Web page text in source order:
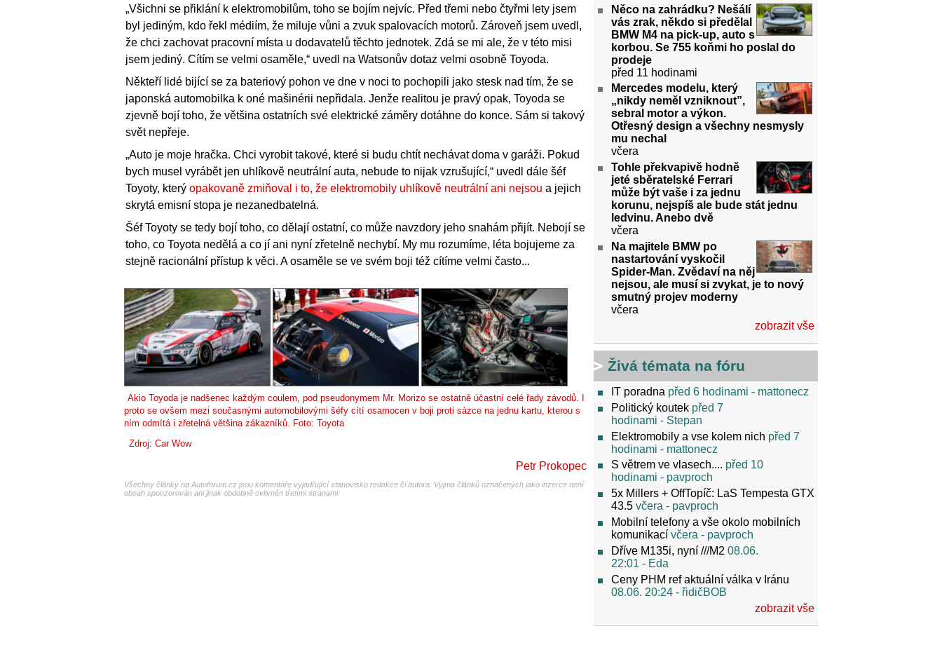
„Všichni se přiklání k elektromobilům, toho se bojím nejvíc. Před třemi nebo čtyřmi lety jsem
byl jediným, kdo řekl médiím, že miluje vůni a zvuk spalovacích motorů. Zároveň jsem uvedl,
že chci zachovat pracovní místa u dodavatelů těchto jednotek. Zdá se mi ale, že v této misi
jsem jediný. Cítím se velmi osaměle,“ uvedl na Watsonův dotaz velmi osobně Toyoda.
Někteří lidé bijící se za bateriový pohon ve dne v noci to pochopili jako stesk nad tím, že se
japonská automobilka k oné mašinérii nepřidala. Jenže realitou je pravý opak, Toyoda se
zjevně bojí toho, že většina ostatních své elektrické záměry dotáhne do konce. Sám si takový
svět nepřeje.
„Auto je moje hračka. Chci vyrobit takové, které si budu chtít nechávat doma v garáži. Pokud
bych musel vyrábět jen uhlíkově neutrální auta, nebude to nijak vzrušující,“ uvedl dále šéf
Toyoty, který opakovaně zmiňoval i to, že elektromobily uhlíkově neutrální ani nejsou a jejich
skrytá emisní stopa je nezanedbatelná.
Šéf Toyoty se tedy bojí toho, co dělají ostatní, co může navzdory jeho snahám přijít. Nebojí se
toho, co Toyota nedělá a co jí ani nyní zřetelně nechybí. My mu rozumíme, léta bojujeme za
stejně racionální přístup k věci. A osaměle se ve svém boji též cítíme velmi často...
Akio Toyoda je nadšenec každým coulem, pod pseudonymem Mr. Morizo se ostatně účastní celé řady závodů. I
proto se ovšem mezi současnými automobilovými šéfy cítí osamocen v boji proti sázce na jednu kartu, kterou s
ním odmítá i zřetelná většina zákazníků. Foto: Toyota
Zdroj: Car Wow
Petr Prokopec
Všechny články na Autoforum.cz jsou komentáře vyjadřující stanovisko redakce či autora. Vyjma článků označených jako inzerce není
obsah sponzorován ani jinak obdobně ovlivněn třetími stranami.
Něco na zahrádku? Nešálí
vás zrak, někdo si předělal
BMW M4 na pick-up, auto s
korbou. Se 755 koňmi ho poslal do
prodeje
před 11 hodinami
Mercedes modelu, který
„nikdy neměl vzniknout”,
sebral motor a výkon.
Otřesný design a všechny nesmysly
mu nechal
včera
Tohle překvapivě hodně
jeté sběratelské Ferrari
může být vaše i za jednu
korunu, nejspíš ale bude stát jednu
ledvinu. Anebo dvě
včera
Na majitele BMW po
nastartování vyskočil
Spider-Man. Zvědaví na něj
nejsou, ale musí si zvykat, je to nový
smutný projev moderny
včera
zobrazit vše
Živá témata na fóru
IT poradna před 6 hodinami - mattonecz
Politický koutek před 7
hodinami - Stepan
Elektromobily a vse kolem nich před 7
hodinami - mattonecz
S větrem ve vlasech.... před 10
hodinami - pavproch
5x Millers + OffTopíč: LaS Tempesta GTX
43.5 včera - pavproch
Mobilní telefony a vše okolo mobilních
komunikací včera - pavproch
Dříve M135i, nyní ///M2 08.06.
22:01 - Eda
Ceny PHM ref aktuální válka v Iránu
08.06. 20:24 - řidičBOB
zobrazit vše